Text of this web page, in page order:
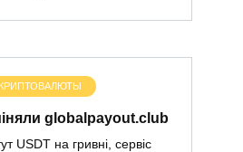
КРИПТОВАЛЮТЫ
globalpayout.club
USDT на гривні, сервіс